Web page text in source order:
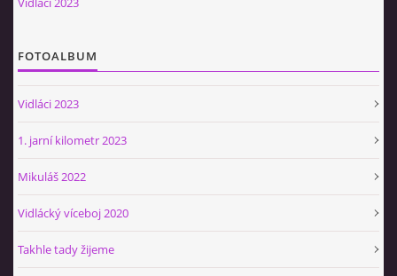
Šafránka 182E
petr.jerousek@vinium.cz
FOTOALBUM
Vidláci 2023
1. jarní kilometr 2023
Mikuláš 2022
Vidlácký víceboj 2020
Takhle tady žijeme